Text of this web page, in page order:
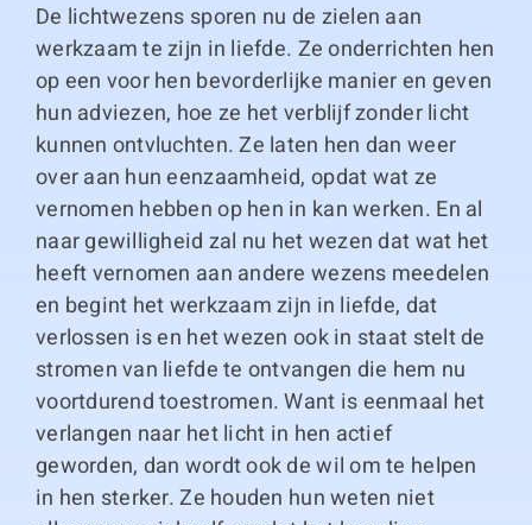
De lichtwezens sporen nu de zielen aan
werkzaam te zijn in liefde. Ze onderrichten hen
op een voor hen bevorderlijke manier en geven
hun adviezen, hoe ze het verblijf zonder licht
kunnen ontvluchten. Ze laten hen dan weer
over aan hun eenzaamheid, opdat wat ze
vernomen hebben op hen in kan werken. En al
naar gewilligheid zal nu het wezen dat wat het
heeft vernomen aan andere wezens meedelen
en begint het werkzaam zijn in liefde, dat
verlossen is en het wezen ook in staat stelt de
stromen van liefde te ontvangen die hem nu
voortdurend toestromen. Want is eenmaal het
verlangen naar het licht in hen actief
geworden, dan wordt ook de wil om te helpen
in hen sterker. Ze houden hun weten niet